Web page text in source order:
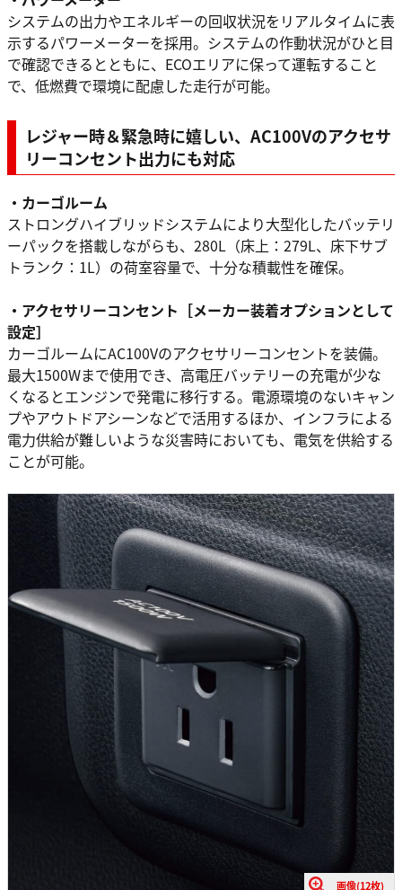
システムの出力やエネルギーの回収状況をリアルタイムに表
示するパワーメーターを採用。システムの作動状況がひと目
で確認できるとともに、ECOエリアに保って運転すること
で、低燃費で環境に配慮した走行が可能。
レジャー時＆緊急時に嬉しい、AC100Vのアクセサ
リーコンセント出力にも対応
・カーゴルーム
ストロングハイブリッドシステムにより大型化したバッテリ
ーパックを搭載しながらも、280L（床上：279L、床下サブ
トランク：1L）の荷室容量で、十分な積載性を確保。
・アクセサリーコンセント［メーカー装着オプションとして
設定］
カーゴルームにAC100Vのアクセサリーコンセントを装備。
最大1500Wまで使用でき、高電圧バッテリーの充電が少な
くなるとエンジンで発電に移行する。電源環境のないキャン
プやアウトドアシーンなどで活用するほか、インフラによる
電力供給が難しいような災害時においても、電気を供給する
ことが可能。
画像(12枚)